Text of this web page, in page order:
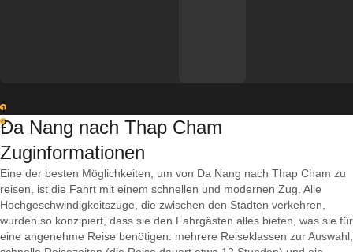
1
2
Da Nang nach Thap Cham
Zuginformationen
Eine der besten Möglichkeiten, um von Da Nang nach Thap Cham zu
reisen, ist die Fahrt mit einem schnellen und modernen Zug. Alle
Hochgeschwindigkeitszüge, die zwischen den Städten verkehren,
wurden so konzipiert, dass sie den Fahrgästen alles bieten, was sie für
eine angenehme Reise benötigen: mehrere Reiseklassen zur Auswahl,